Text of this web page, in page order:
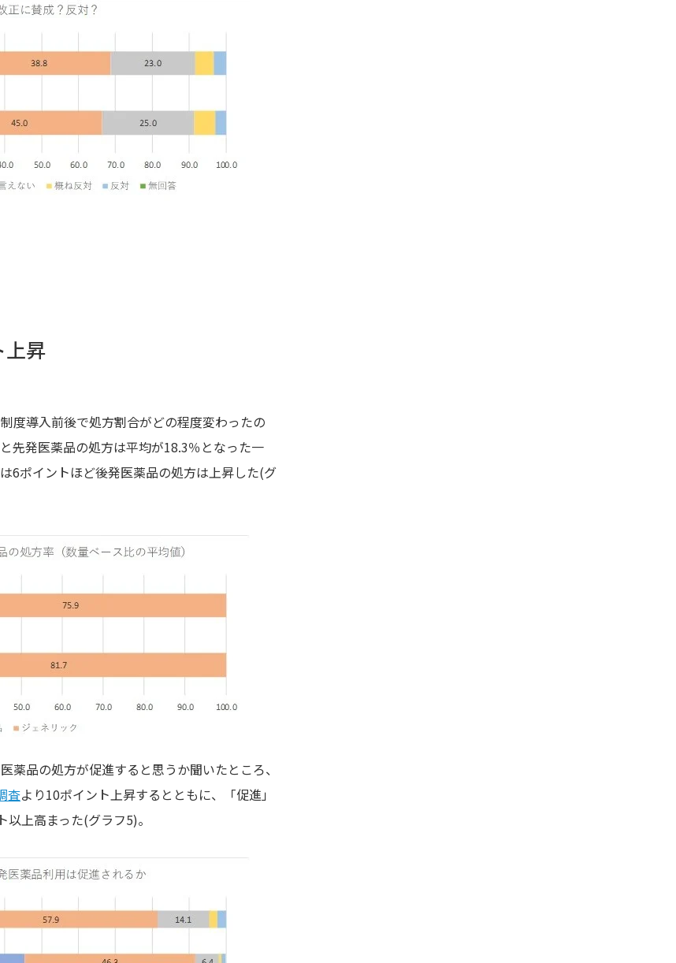
上昇
度導入前後で処方割合がどの程度変わったの
先発医薬品の処方は平均が18.3％となった一
6ポイントほど後発医薬品の処方は上昇した(グ
薬品の処方が促進すると思うか聞いたところ、
査より10ポイント上昇するとともに、「促進」
上高まった(グラフ5)。